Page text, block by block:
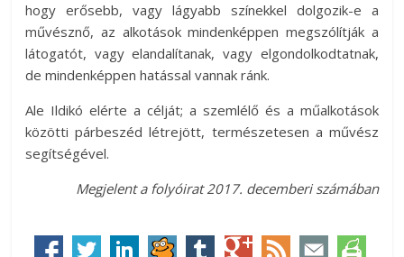
hogy erősebb, vagy lágyabb színekkel dolgozik-e a
művésznő, az alkotások mindenképpen megszólítják a
látogatót, vagy elandalítanak, vagy elgondolkodtatnak,
de mindenképpen hatással vannak ránk.
Ale Ildikó elérte a célját; a szemlélő és a műalkotások
közötti párbeszéd létrejött, természetesen a művész
segítségével.
Megjelent a folyóirat 2017. decemberi számában